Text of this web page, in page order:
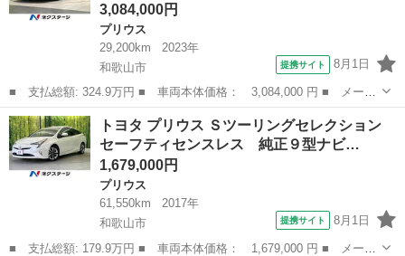
3,084,000円
プリウス
29,200km
2023年
和歌山市
提携サイト 8月1日
■ 支払総額: 324.9万円 ■ 車両本体価格： 3,084,000 円 ■ メーカ
ー名： トヨタ ■ 車種名： プリウス ■ グレード名： Ｚ 純正
１２．３型ナビ 全周囲カメラ ブラインドスポットモニター セー
フティセ...
和歌山 和歌山市 プリウス
トヨタ プリウス Ｓツーリングセレクション
セーフティセンスレス 純正９型ナビ…
1,679,000円
プリウス
61,550km
2017年
和歌山市
提携サイト 8月1日
■ 支払総額: 179.9万円 ■ 車両本体価格： 1,679,000 円 ■ メーカ